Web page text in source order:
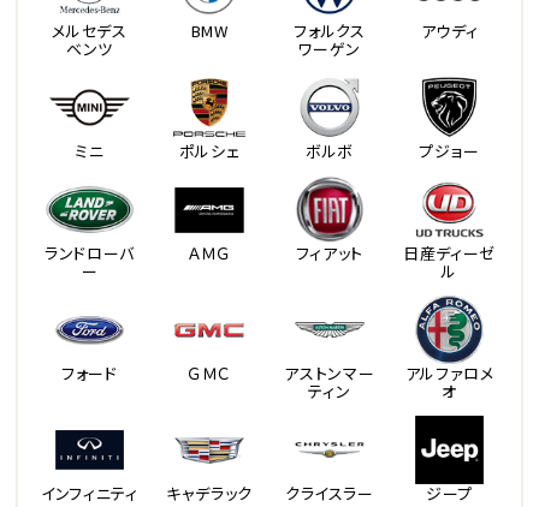
メルセデス
ベンツ
BMW フォルクス
ワーゲン
アウディ
ミニ ポルシェ ボルボ プジョー
ランドローバ
ー
ＡＭＧ フィアット 日産ディーゼ
ル
フォード ＧＭＣ アストンマー
ティン
アルファロメ
オ
インフィニティ キャデラック クライスラー ジープ